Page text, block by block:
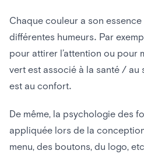
Chaque couleur a son
différentes humeurs. Par
pour attirer l’attention ou pour
vert est associé à la santé / au
est au confort.
De même, la psychologie des
appliquée lors de la
menu, des boutons, du logo,